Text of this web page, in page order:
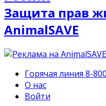
Защита прав
AnimalSAVE
Горячая линия 8-
О нас
Войти